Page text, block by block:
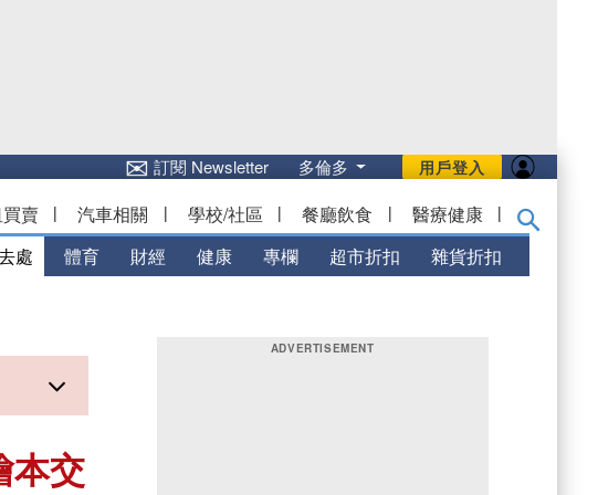
用戶登入
✉訂閱 Newsletter 多倫多
賣 | 汽車相關 | 學校/社區 | 餐廳飲食 | 醫療健康 |
處 體育 財經 健康 專欄 超市折扣 雜貨折扣
本交